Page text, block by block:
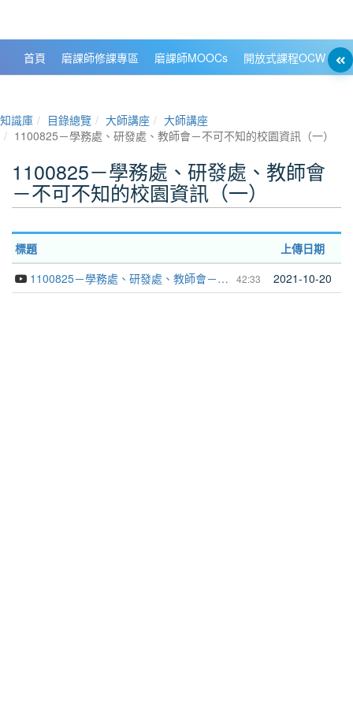
首頁 磨課師修課專區 磨課師MOOCs 開放式課程OCW
知識庫 目錄總覽 大師講座
大師講座
1100825－學務處、研發處、教師會－不可不知的校園資訊（一）
1100825－學務處、研發處、教師會
－不可不知的校園資訊（一）
標題 上傳日期
42:33
1100825－學務處、研發處、教師會－不可不知的校園資訊（一） 2021-10-20